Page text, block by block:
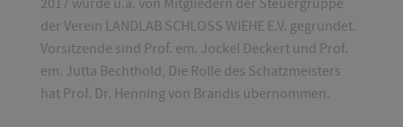
2017 wurde u.a. von Mitgliedern der Steuergruppe
der Verein LANDLAB SCHLOSS WIEHE E.V. gegründet.
Vorsitzende sind Prof. em. Jockel Deckert und Prof.
em. Jutta Bechthold, Die Rolle des Schatzmeisters
hat Prof. Dr. Henning von Brandis übernommen.